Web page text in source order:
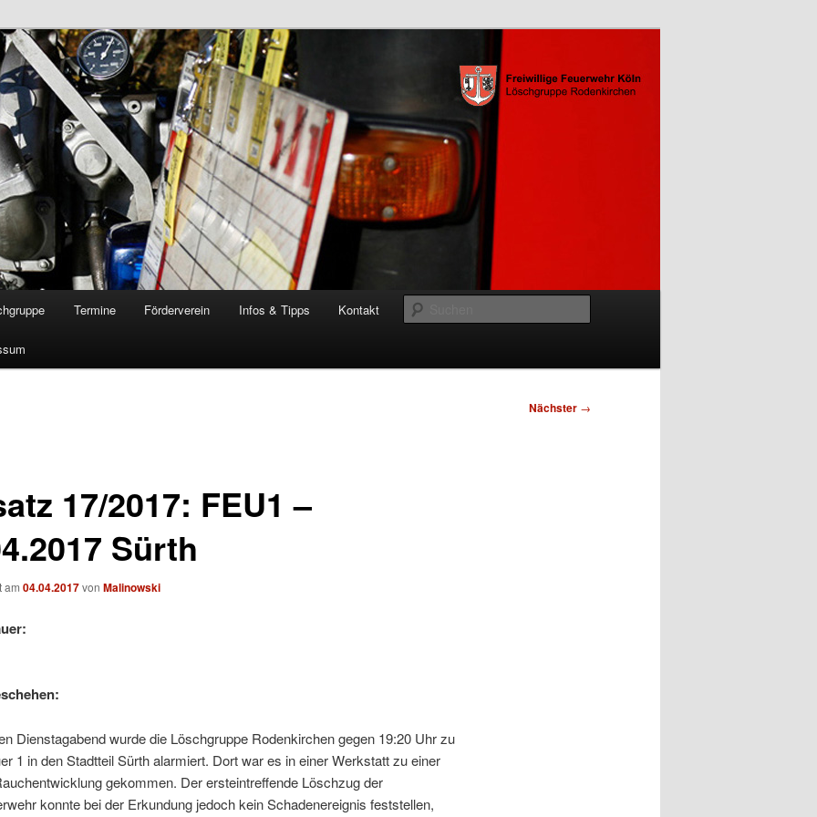
Rodenkirchen
Termine Förderverein Infos & Tipps Kontakt
Nächster →
17/2017: FEU1 –
Sürth
am 04.04.2017von Malinowski
Dienstagabend wurde die Löschgruppe Rodenkirchen gegen 19:20 Uhr zu
1 in den Stadtteil Sürth alarmiert. Dort war es in einer Werkstatt zu einer
gekommen. Der ersteintreffende Löschzug der
konnte bei der Erkundung jedoch kein Schadenereignis feststellen,